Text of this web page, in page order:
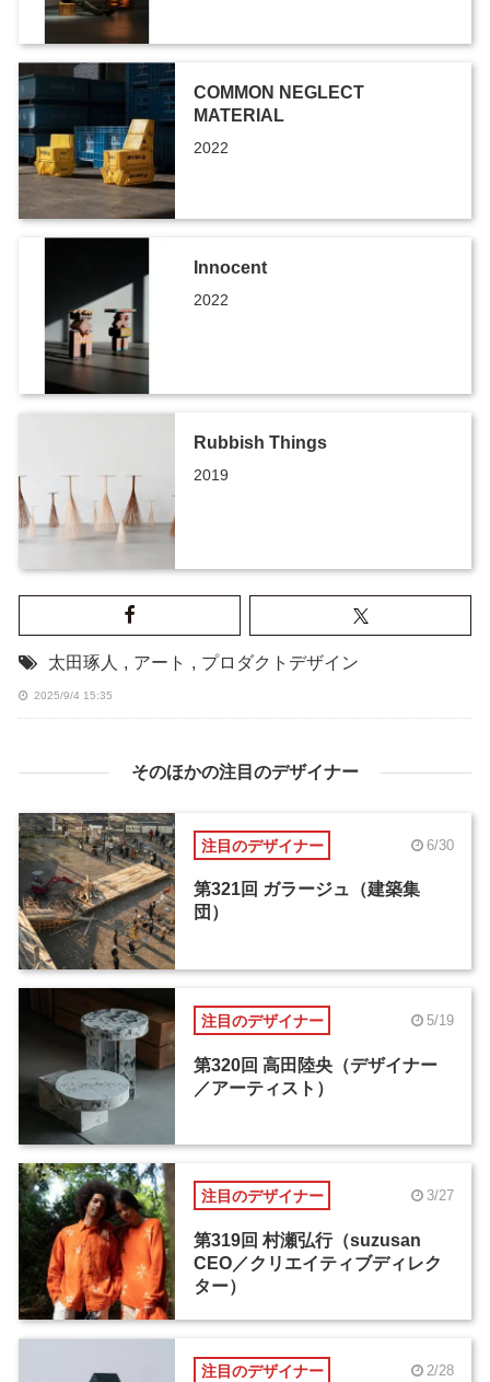
COMMON NEGLECT
MATERIAL
2022
Innocent
2022
Rubbish Things
2019
太田琢人 , アート , プロダクトデザイン
2025/9/4 15:35
そのほかの注目のデザイナー
注目のデザイナー 6/30
第321回 ガラージュ（建築集
団）
注目のデザイナー 5/19
第320回 高田陸央（デザイナー
／アーティスト）
注目のデザイナー 3/27
第319回 村瀬弘行（suzusan
CEO／クリエイティブディレク
ター）
注目のデザイナー 2/28